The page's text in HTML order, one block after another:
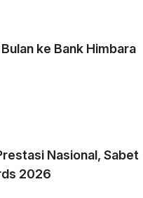
ke Bank Himbara
Nasional, Sabet
2026